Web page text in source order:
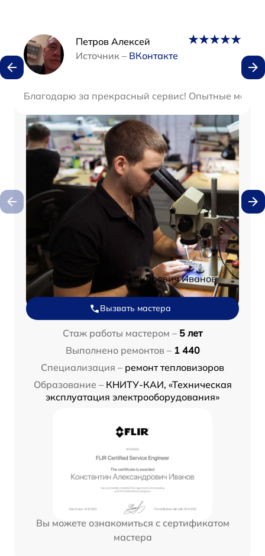
Петров Алексей
Источник – ВКонтакте
Благодарю за прекрасный сервис! Опытные
Наши мастера
Константин Александрович Иванов
Вызвать мастера
Стаж работы мастером – 5 лет
Выполнено ремонтов – 1 440
Специализация – ремонт тепловизоров
Образование – КНИТУ-КАИ, «Техническая
эксплуатация электрооборудования»
Вы можете ознакомиться с сертификатом
мастера